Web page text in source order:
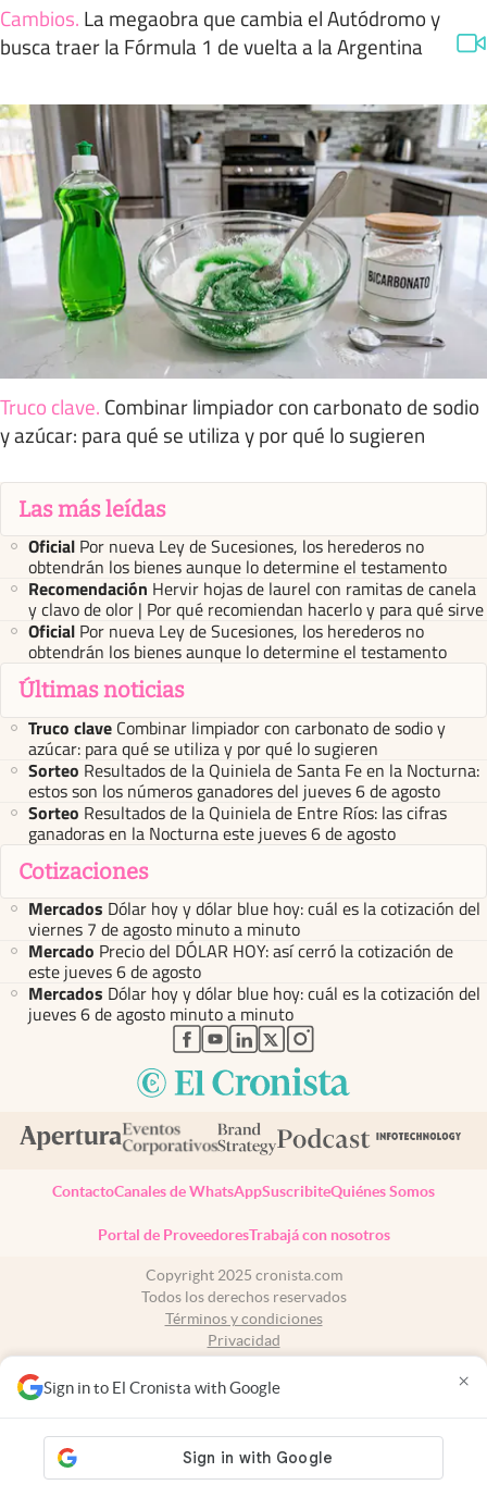
Sign in to El Cronista with Google ×
Cambios. La megaobra que cambia el Autódromo y
busca traer la Fórmula 1 de vuelta a la Argentina
Truco clave. Combinar limpiador con carbonato de sodio
y azúcar: para qué se utiliza y por qué lo sugieren
Las más leídas
Oficial Por nueva Ley de Sucesiones, los herederos no
obtendrán los bienes aunque lo determine el testamento
Recomendación Hervir hojas de laurel con ramitas de canela
y clavo de olor | Por qué recomiendan hacerlo y para qué sirve
Oficial Por nueva Ley de Sucesiones, los herederos no
obtendrán los bienes aunque lo determine el testamento
Últimas noticias
Truco clave Combinar limpiador con carbonato de sodio y
azúcar: para qué se utiliza y por qué lo sugieren
Sorteo Resultados de la Quiniela de Santa Fe en la Nocturna:
estos son los números ganadores del jueves 6 de agosto
Sorteo Resultados de la Quiniela de Entre Ríos: las cifras
ganadoras en la Nocturna este jueves 6 de agosto
Cotizaciones
Mercados Dólar hoy y dólar blue hoy: cuál es la cotización del
viernes 7 de agosto minuto a minuto
Mercado Precio del DÓLAR HOY: así cerró la cotización de
este jueves 6 de agosto
Mercados Dólar hoy y dólar blue hoy: cuál es la cotización del
jueves 6 de agosto minuto a minuto
abre en nueva pestaña
abre en nueva pestaña
abre en nueva pestaña
abre en nueva pestaña
abre en nueva pestaña
ContactoCanales de WhatsAppSuscribiteQuiénes Somos
Portal de ProveedoresTrabajá con nosotros
Copyright 2025 cronista.com
Todos los derechos reservados
Términos y condiciones
Privacidad
Tel: +54 11 7078-3270
propiedad intelectual: 56576959